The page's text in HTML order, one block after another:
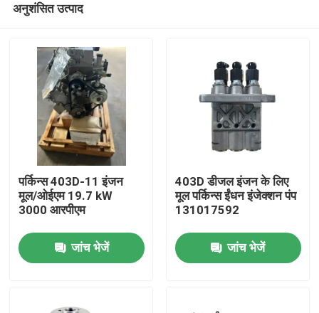
अनुशंसित उत्पाद
पर्किन्स 403D-11 इंजन
मूल/ओईएम 19.7 kW
3000 आरपीएम
जांच भेजें
403D डीजल इंजन के लिए
मूल पर्किन्स ईंधन इंजेक्शन पंप
131017592
जांच भेजें